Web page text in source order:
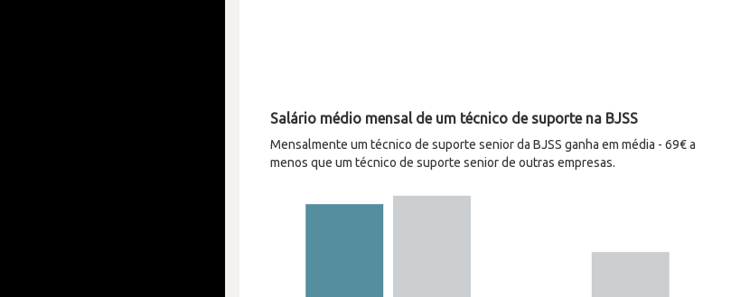
Salário médio mensal de um técnico de suporte na BJSS
Mensalmente um técnico de suporte senior da BJSS ganha em média - 69€ a
menos que um técnico de suporte senior de outras empresas.